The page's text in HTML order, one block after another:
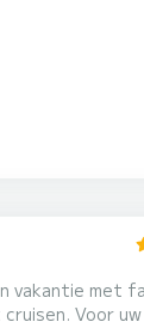
vakantie met
heeft